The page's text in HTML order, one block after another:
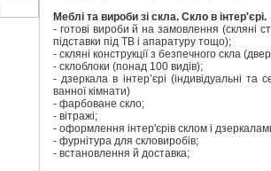
Меблі та вироби зі скла. Скло в інтер'єрі.
- готові вироби й на замовлення (скляні
підставки під ТВ і апаратуру тощо);
- скляні конструкції з безпечного скла
- склоблоки (понад 100 видів);
- дзеркала в інтер’єрі (індивідуальні та
ванної кімнати)
- фарбоване скло;
- вітражі;
- оформлення інтер'єрів склом і
- фурнітура для скловиробів;
- встановлення й доставка;